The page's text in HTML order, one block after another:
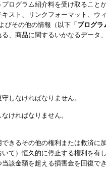
ログラム紹介料を受け取ること
スト、リンクフォーマット、ウ
びその他の情報（以下「プログラ
、商品に関するいかなるデータ
しなければなりません。
ければなりません。
きるその他の権利または救済に
て）恒久的に停止する権利を有
該金額を超える損害金を回復で